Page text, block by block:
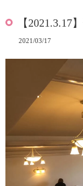
【
2021/03/17